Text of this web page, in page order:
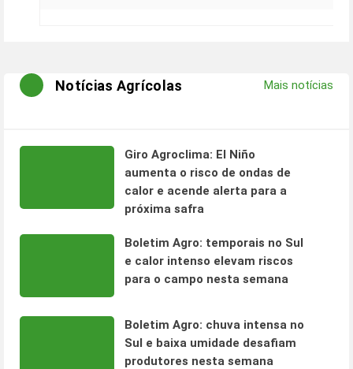
Notícias Agrícolas Mais notícias
Giro Agroclima: El Niño
aumenta o risco de ondas de
calor e acende alerta para a
próxima safra
Boletim Agro: temporais no Sul
e calor intenso elevam riscos
para o campo nesta semana
Boletim Agro: chuva intensa no
Sul e baixa umidade desafiam
produtores nesta semana